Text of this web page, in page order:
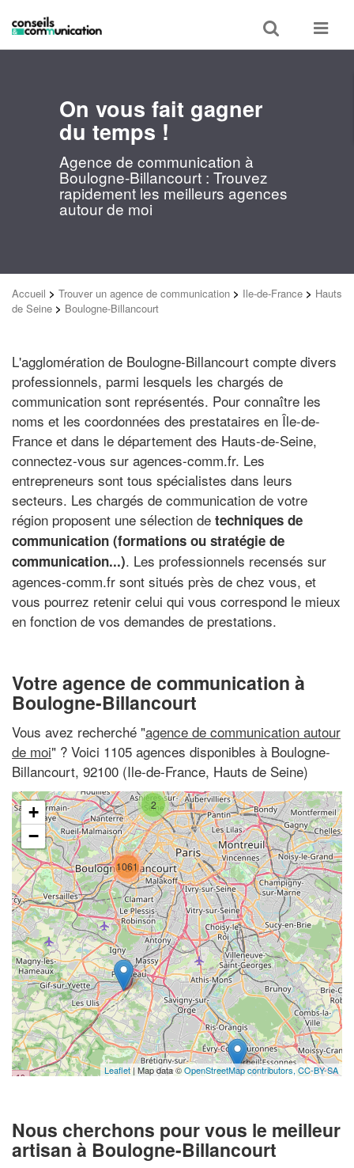
Toggle
search
Toggle
On vous fait gagner
du temps !
Agence de communication à
Boulogne-Billancourt : Trouvez
rapidement les meilleurs agences
autour de moi
Accueil > Trouver un agence de communication > Ile-de-France > Hauts
de Seine > Boulogne-Billancourt
L'agglomération de Boulogne-Billancourt compte divers
professionnels, parmi lesquels les chargés de
communication sont représentés. Pour connaître les
noms et les coordonnées des prestataires en Île-de-
France et dans le département des Hauts-de-Seine,
connectez-vous sur agences-comm.fr. Les
entrepreneurs sont tous spécialistes dans leurs
secteurs. Les chargés de communication de votre
région proposent une sélection de techniques de
communication (formations ou stratégie de
communication...). Les professionnels recensés sur
agences-comm.fr sont situés près de chez vous, et
vous pourrez retenir celui qui vous correspond le mieux
en fonction de vos demandes de prestations.
Votre agence de communication à
Boulogne-Billancourt
Vous avez recherché "agence de communication autour
de moi" ? Voici 1105 agences disponibles à Boulogne-
Billancourt, 92100 (Ile-de-France, Hauts de Seine)
2
1061
+
−
Leaflet| Map data ©OpenStreetMap contributors,CC-BY-SA
Nous cherchons pour vous le meilleur
artisan à Boulogne-Billancourt